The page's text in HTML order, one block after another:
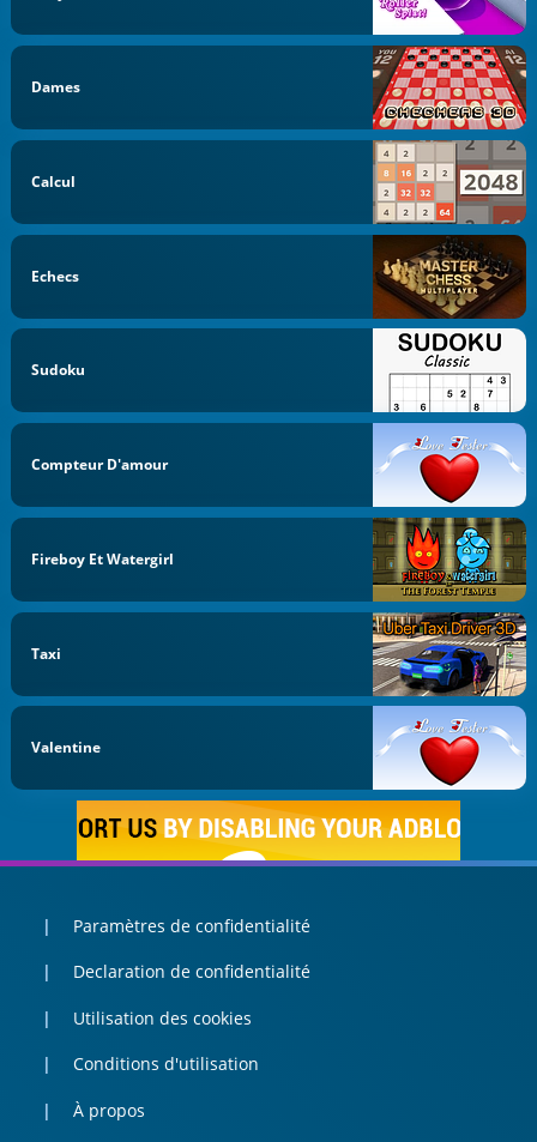
Dames
Calcul
Echecs
Sudoku
Compteur D'amour
Fireboy Et Watergirl
Taxi
Valentine
Paramètres de confidentialité
Declaration de confidentialité
Utilisation des cookies
Conditions d'utilisation
À propos